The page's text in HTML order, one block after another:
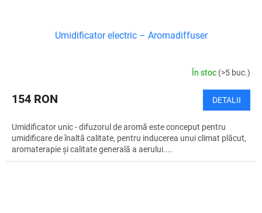
Umidificator electric – Aromadiffuser
În stoc (>5 buc.)
154 RON DETALII
Umidificator unic - difuzorul de aromă este conceput pentru
umidificare de înaltă calitate, pentru inducerea unui climat plăcut,
aromaterapie și calitate generală a aerului....